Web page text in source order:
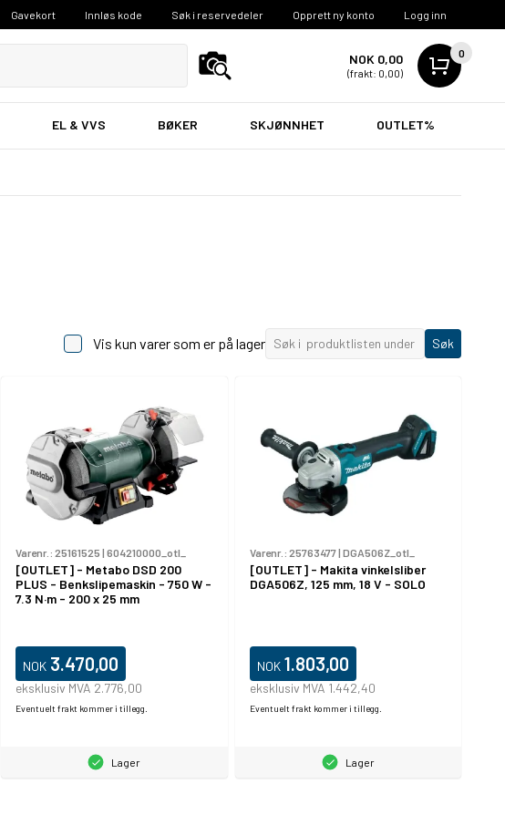
Gavekort Innløs kode Søk i reservedeler Opprett ny konto Logg inn
NOK 0,00
(frakt: 0,00)
0
EL & VVS BØKER SKJØNNHET OUTLET%
Vis kun varer som er på lager Søk
Varenr.: 25161525 | 604210000_otl_
[OUTLET] - Metabo DSD 200
PLUS - Benkslipemaskin - 750 W -
7.3 N·m - 200 x 25 mm
NOK 3.470,00
eksklusiv MVA 2.776,00
Eventuelt frakt kommer i tillegg.
Lager
Varenr.: 25763477| DGA506Z_otl_
[OUTLET] - Makita vinkelsliber
DGA506Z, 125 mm, 18 V - SOLO
NOK 1.803,00
eksklusiv MVA 1.442,40
Eventuelt frakt kommer i tillegg.
Lager